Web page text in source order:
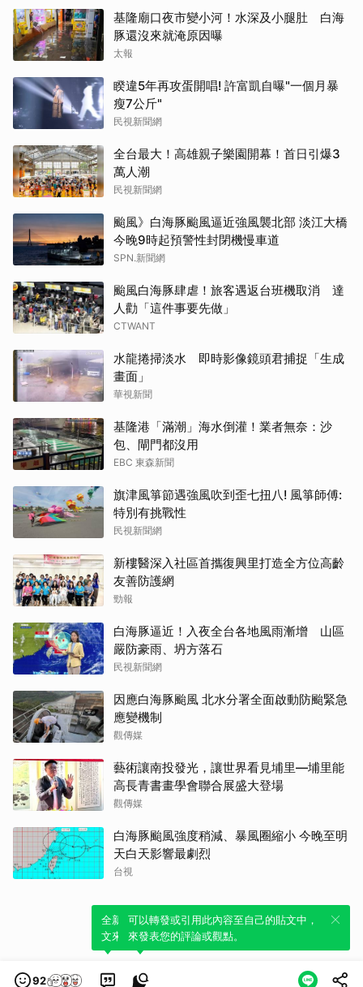
基隆廟口夜市變小河！水深及小腿肚 白海
豚還沒來就淹原因曝
太報
睽違5年再攻蛋開唱! 許富凱自曝"一個月暴
瘦7公斤"
民視新聞網
全台最大！高雄親子樂園開幕！首日引爆3
萬人潮
民視新聞網
颱風》白海豚颱風逼近強風襲北部 淡江大橋
今晚9時起預警性封閉機慢車道
SPN.新聞網
颱風白海豚肆虐！旅客遇返台班機取消 達
人勸「這件事要先做」
CTWANT
水龍捲掃淡水 即時影像鏡頭君捕捉「生成
畫面」
華視新聞
基隆港「滿潮」海水倒灌！業者無奈：沙
包、閘門都沒用
EBC 東森新聞
旗津風箏節遇強風吹到歪七扭八! 風箏師傅:
特別有挑戰性
民視新聞網
新樓醫深入社區首攜復興里打造全方位高齡
友善防護網
勁報
白海豚逼近！入夜全台各地風雨漸增 山區
嚴防豪雨、坍方落石
民視新聞網
因應白海豚颱風 北水分署全面啟動防颱緊急
應變機制
觀傳媒
藝術讓南投發光，讓世界看見埔里—埔里能
高長青書畫學會聯合展盛大登場
觀傳媒
白海豚颱風強度稍減、暴風圈縮小 今晚至明
天白天影響最劇烈
台視
92
全新體驗！一鍵引用此內容，透過發布貼
文來輕鬆表達個人立場。
可以轉發或引用此內容至自己的貼文中，
來發表您的評論或觀點。